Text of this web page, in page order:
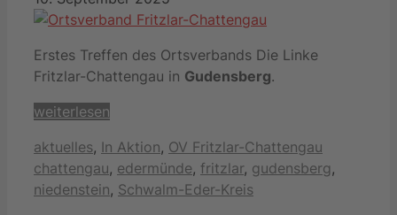
Erstes Treffen des Ortsverbands Die Linke
Fritzlar-Chattengau in Gudensberg.
weiterlesen
Kategorien
aktuelles, In Aktion, OV Fritzlar-Chattengau
chattengau, edermünde, fritzlar, gudensberg,
niedenstein, Schwalm-Eder-Kreis